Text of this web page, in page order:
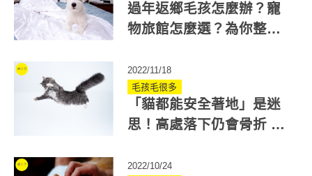
過年返鄉毛孩怎麼辦？寵
物旅館怎麼選？為你整理5
2022/11/18
毛孩毛很多
「貓都能安全著地」是迷
思！高處落下仍會骨折 發
2022/10/24